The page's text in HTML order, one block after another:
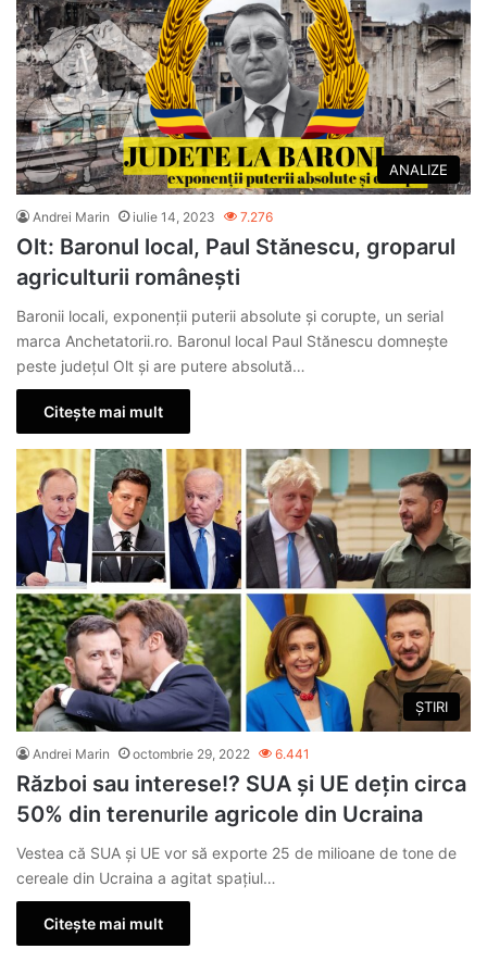
ANALIZE
Andrei Marin iulie 14, 2023 7.276
Olt: Baronul local, Paul Stănescu, groparul
agriculturii românești
Baronii locali, exponenții puterii absolute și corupte, un serial
marca Anchetatorii.ro. Baronul local Paul Stănescu domnește
peste județul Olt și are putere absolută…
Citește mai mult
ȘTIRI
Andrei Marin octombrie 29, 2022 6.441
Război sau interese!? SUA și UE dețin circa
50% din terenurile agricole din Ucraina
Vestea că SUA și UE vor să exporte 25 de milioane de tone de
cereale din Ucraina a agitat spațiul…
Citește mai mult